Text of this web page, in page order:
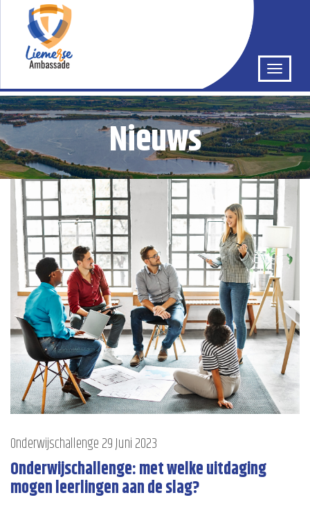
Nieuws
Onderwijschallenge29 Juni 2023
Onderwijschallenge: met welke uitdaging
mogen leerlingen aan de slag?